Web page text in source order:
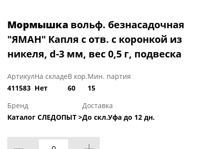
Мормышка вольф. безнасадочная
"ЯМАН" Капля с отв. с коронкой из
никеля, d-3 мм, вес 0,5 г, подвеска
Артикул
411583
На складе
Нет
В кор.
60
Мин. партия
15
Бренд
Каталог СЛЕДОПЫТ >
Доставка
До скл.Уфа до 12 дн.